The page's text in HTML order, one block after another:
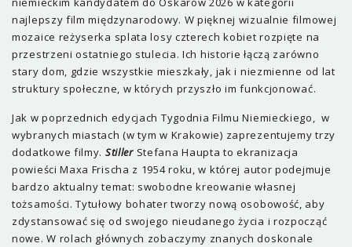
najlepszy film międzynarodowy. W pięknej wizualnie filmowej
mozaice reżyserka splata losy czterech kobiet rozpięte na
przestrzeni ostatniego stulecia. Ich historie łączą zarówno
stary dom, gdzie wszystkie mieszkały, jak i niezmienne od lat
struktury społeczne, w których przyszło im funkcjonować.
Jak w poprzednich edycjach Tygodnia Filmu Niemieckiego, w
wybranych miastach (w tym w Krakowie) zaprezentujemy trzy
dodatkowe filmy. StillerStefana Haupta to ekranizacja
powieści Maxa Frischa z 1954 roku, w której autor podejmuje
bardzo aktualny temat: swobodne kreowanie własnej
tożsamości. Tytułowy bohater tworzy nową osobowość, aby
zdystansować się od swojego nieudanego życia i rozpocząć
nowe. W rolach głównych zobaczymy znanych doskonale